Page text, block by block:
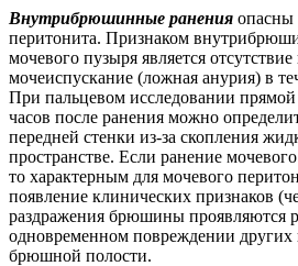
Внутрибрюшинные ранения опасны
перитонита. Признаком
мочевого пузыря является
мочеиспускание (ложная анурия) в
При пальцевом исследовании прямой
часов после ранения можно
передней стенки из-за скопления
пространстве. Если ранение
то характерным для мочевого
появление клинических признаков
раздражения брюшины проявляются
одновременном повреждении других
брюшной полости.